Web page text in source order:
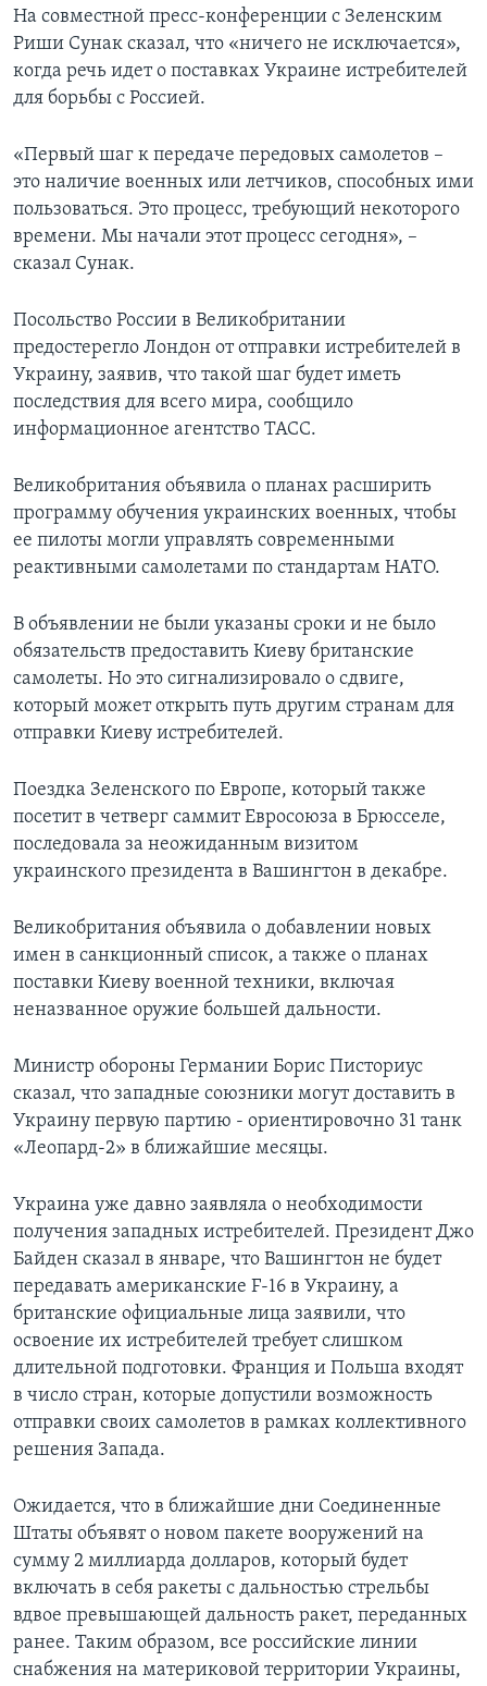
На совместной пресс-конференции с Зеленским
Риши Сунак сказал, что «ничего не исключается»,
когда речь идет о поставках Украине истребителей
для борьбы с Россией.
«Первый шаг к передаче передовых самолетов –
это наличие военных или летчиков, способных ими
пользоваться. Это процесс, требующий некоторого
времени. Мы начали этот процесс сегодня», –
сказал Сунак.
Посольство России в Великобритании
предостерегло Лондон от отправки истребителей в
Украину, заявив, что такой шаг будет иметь
последствия для всего мира, сообщило
информационное агентство ТАСС.
Великобритания объявила о планах расширить
программу обучения украинских военных, чтобы
ее пилоты могли управлять современными
реактивными самолетами по стандартам НАТО.
В объявлении не были указаны сроки и не было
обязательств предоставить Киеву британские
самолеты. Но это сигнализировало о сдвиге,
который может открыть путь другим странам для
отправки Киеву истребителей.
Поездка Зеленского по Европе, который также
посетит в четверг саммит Евросоюза в Брюсселе,
последовала за неожиданным визитом
украинского президента в Вашингтон в декабре.
Великобритания объявила о добавлении новых
имен в санкционный список, а также о планах
поставки Киеву военной техники, включая
неназванное оружие большей дальности.
Министр обороны Германии Борис Писториус
сказал, что западные союзники могут доставить в
Украину первую партию - ориентировочно 31 танк
«Леопард-2» в ближайшие месяцы.
Украина уже давно заявляла о необходимости
получения западных истребителей. Президент Джо
Байден сказал в январе, что Вашингтон не будет
передавать американские F-16 в Украину, а
британские официальные лица заявили, что
освоение их истребителей требует слишком
длительной подготовки. Франция и Польша входят
в число стран, которые допустили возможность
отправки своих самолетов в рамках коллективного
решения Запада.
Ожидается, что в ближайшие дни Соединенные
Штаты объявят о новом пакете вооружений на
сумму 2 миллиарда долларов, который будет
включать в себя ракеты c дальностью стрельбы
вдвое превышающей дальность ракет, переданных
ранее. Таким образом, все российские линии
снабжения на материковой территории Украины,